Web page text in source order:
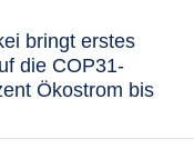
bringt erstes
die COP31-
Ökostrom bis